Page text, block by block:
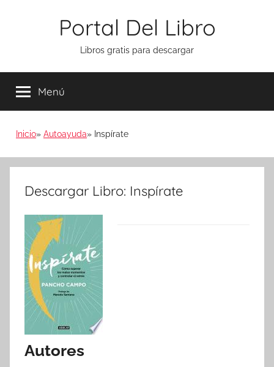
Portal Del Libro
Libros gratis para descargar
Menú
Inicio Autoayuda Inspírate
Descargar Libro: Inspírate
Autores